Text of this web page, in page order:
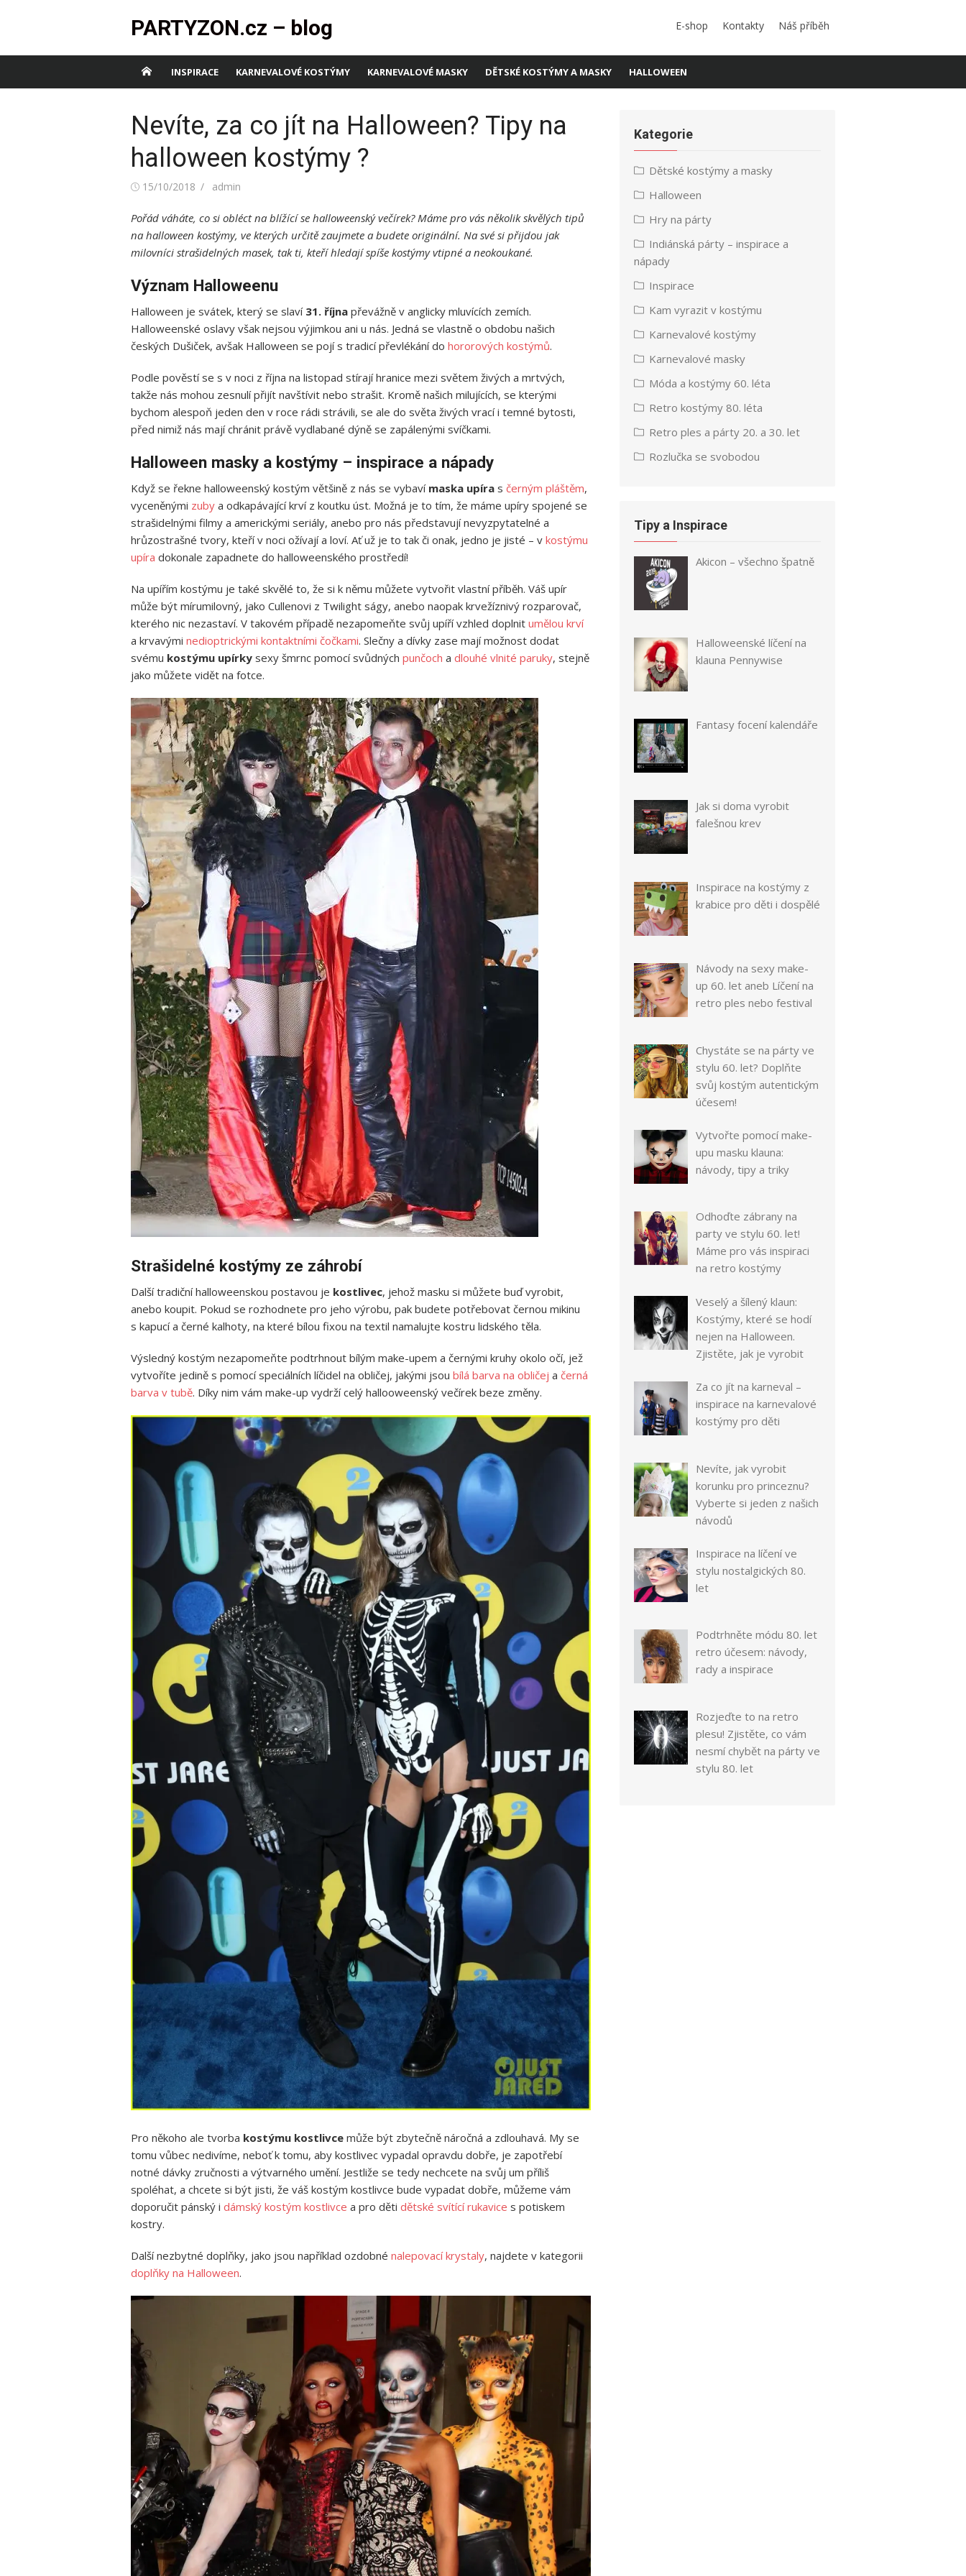
PARTYZON.cz – blog E-shop Kontakty Náš příběh
INSPIRACE KARNEVALOVÉ KOSTÝMY KARNEVALOVÉ MASKY DĚTSKÉ KOSTÝMY A MASKY HALLOWEEN
Nevíte, za co jít na Halloween? Tipy na
halloween kostýmy ?
Posted
15/10/2018 Author
admin
Pořád váháte, co si obléct na blížící se halloweenský večírek? Máme pro vás několik skvělých tipů
na halloween kostýmy, ve kterých určitě zaujmete a budete originální. Na své si přijdou jak
milovníci strašidelných masek, tak ti, kteří hledají spíše kostýmy vtipné a neokoukané.
Význam Halloweenu
Halloween je svátek, který se slaví 31. října převážně v anglicky mluvících zemích.
Halloweenské oslavy však nejsou výjimkou ani u nás. Jedná se vlastně o obdobu našich
českých Dušiček, avšak Halloween se pojí s tradicí převlékání do hororových kostýmů.
Podle pověstí se s v noci z října na listopad stírají hranice mezi světem živých a mrtvých,
takže nás mohou zesnulí přijít navštívit nebo strašit. Kromě našich milujících, se kterými
bychom alespoň jeden den v roce rádi strávili, se ale do světa živých vrací i temné bytosti,
před nimiž nás mají chránit právě vydlabané dýně se zapálenými svíčkami.
Halloween masky a kostýmy – inspirace a nápady
Když se řekne halloweenský kostým většině z nás se vybaví maska upíra s černým pláštěm,
vyceněnými zuby a odkapávající krví z koutku úst. Možná je to tím, že máme upíry spojené se
strašidelnými filmy a americkými seriály, anebo pro nás představují nevyzpytatelné a
hrůzostrašné tvory, kteří v noci ožívají a loví. Ať už je to tak či onak, jedno je jisté – v kostýmu
upíra dokonale zapadnete do halloweenského prostředí!
Na upířím kostýmu je také skvělé to, že si k němu můžete vytvořit vlastní příběh. Váš upír
může být mírumilovný, jako Cullenovi z Twilight ságy, anebo naopak krvežíznivý rozparovač,
kterého nic nezastaví. V takovém případě nezapomeňte svůj upíří vzhled doplnit umělou krví
a krvavými nedioptrickými kontaktními čočkami. Slečny a dívky zase mají možnost dodat
svému kostýmu upírky sexy šmrnc pomocí svůdných punčoch a dlouhé vlnité paruky, stejně
jako můžete vidět na fotce.
Strašidelné kostýmy ze záhrobí
Další tradiční halloweenskou postavou je kostlivec, jehož masku si můžete buď vyrobit,
anebo koupit. Pokud se rozhodnete pro jeho výrobu, pak budete potřebovat černou mikinu
s kapucí a černé kalhoty, na které bílou fixou na textil namalujte kostru lidského těla.
Výsledný kostým nezapomeňte podtrhnout bílým make-upem a černými kruhy okolo očí, jež
vytvoříte jedině s pomocí speciálních líčidel na obličej, jakými jsou bílá barva na obličej a černá
barva v tubě. Díky nim vám make-up vydrží celý hallooweenský večírek beze změny.
Pro někoho ale tvorba kostýmu kostlivce může být zbytečně náročná a zdlouhavá. My se
tomu vůbec nedivíme, neboť k tomu, aby kostlivec vypadal opravdu dobře, je zapotřebí
notné dávky zručnosti a výtvarného umění. Jestliže se tedy nechcete na svůj um příliš
spoléhat, a chcete si být jisti, že váš kostým kostlivce bude vypadat dobře, můžeme vám
doporučit pánský i dámský kostým kostlivce a pro děti dětské svítící rukavice s potiskem
kostry.
Další nezbytné doplňky, jako jsou například ozdobné nalepovací krystaly, najdete v kategorii
doplňky na Halloween.
Kategorie
Dětské kostýmy a masky
Halloween
Hry na párty
Indiánská párty – inspirace a
nápady
Inspirace
Kam vyrazit v kostýmu
Karnevalové kostýmy
Karnevalové masky
Móda a kostýmy 60. léta
Retro kostýmy 80. léta
Retro ples a párty 20. a 30. let
Rozlučka se svobodou
Tipy a Inspirace
Akicon – všechno špatně
Halloweenské líčení na
klauna Pennywise
Fantasy focení kalendáře
Jak si doma vyrobit
falešnou krev
Inspirace na kostýmy z
krabice pro děti i dospělé
Návody na sexy make-
up 60. let aneb Líčení na
retro ples nebo festival
Chystáte se na párty ve
stylu 60. let? Doplňte
svůj kostým autentickým
účesem!
Vytvořte pomocí make-
upu masku klauna:
návody, tipy a triky
Odhoďte zábrany na
party ve stylu 60. let!
Máme pro vás inspiraci
na retro kostýmy
Veselý a šílený klaun:
Kostýmy, které se hodí
nejen na Halloween.
Zjistěte, jak je vyrobit
Za co jít na karneval –
inspirace na karnevalové
kostýmy pro děti
Nevíte, jak vyrobit
korunku pro princeznu?
Vyberte si jeden z našich
návodů
Inspirace na líčení ve
stylu nostalgických 80.
let
Podtrhněte módu 80. let
retro účesem: návody,
rady a inspirace
Rozjeďte to na retro
plesu! Zjistěte, co vám
nesmí chybět na párty ve
stylu 80. let